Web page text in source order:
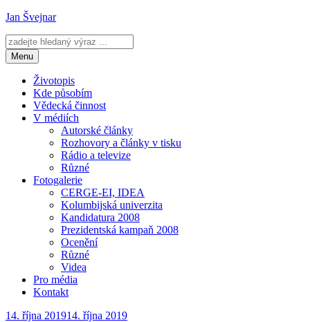
Přejít
obsahu
webu
Jan Švejnar
Menu
Životopis
Kde působím
Vědecká činnost
V médiích
Autorské články
Rozhovory a články v tisku
Rádio a televize
Různé
Fotogalerie
CERGE-EI, IDEA
Kolumbijská univerzita
Kandidatura 2008
Prezidentská kampaň 2008
Ocenění
Různé
Videa
Pro média
Kontakt
Publikováno:
14. října 201914. října 2019